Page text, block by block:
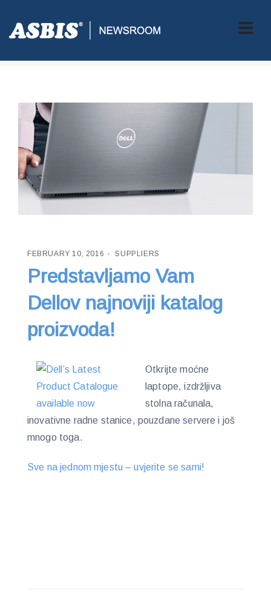
ASBIS CROATIA>SUPPLIERS> PREDSTAVLJAMO VAM DELLOV
NAJNOVIJI KATALOG PROIZVODA!
FEBRUARY 10, 2016 SUPPLIERS
Predstavljamo Vam
Dellov najnoviji katalog
proizvoda!
Otkrijte moćne
laptope, izdržljiva
stolna računala,
inovativne radne stanice, pouzdane servere i još
mnogo toga.
Sve na jednom mjestu – uvjerite se sami!